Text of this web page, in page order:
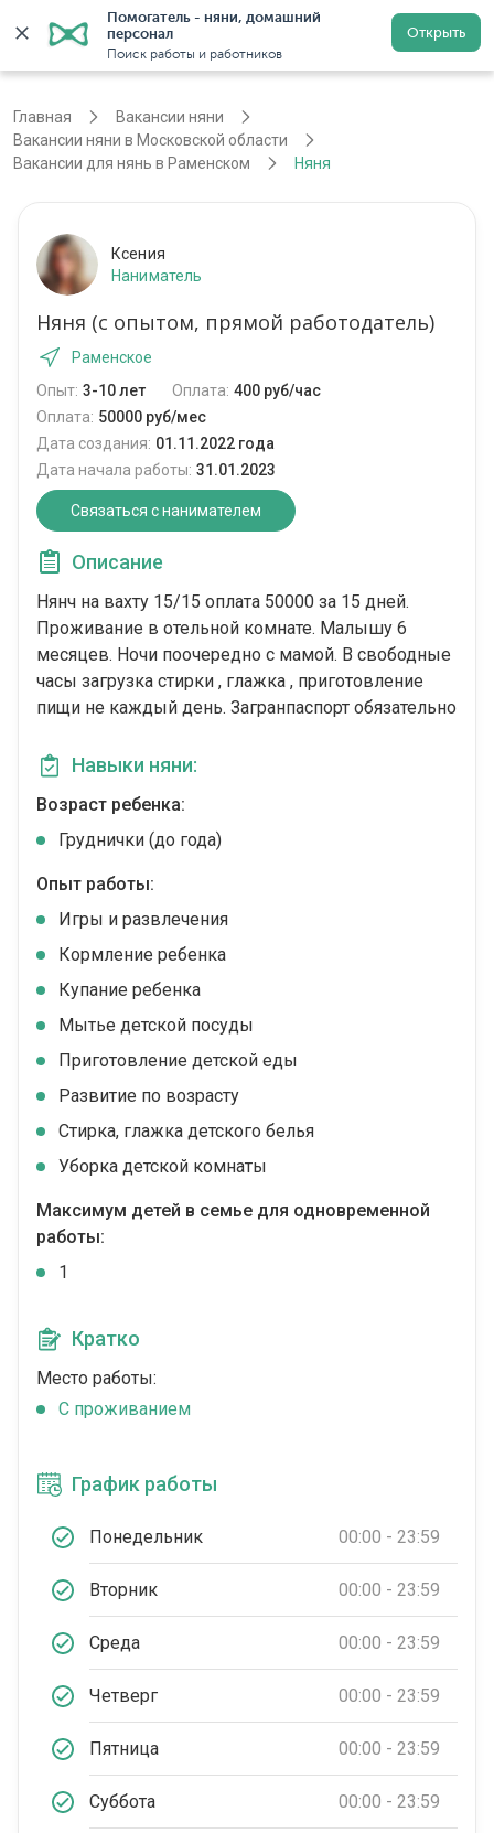
Помогатель - няни, домашний
персонал
Поиск работы и работников
Открыть
Регистрация
Главная
Вакансии няни
Вакансии няни в Московской области
Вакансии для нянь в Раменском
Няня
Ксения
Наниматель
Няня (с опытом, прямой работодатель)
Раменское
Опыт: 3-10 лет Оплата: 400 руб/час
Оплата: 50000 руб/мес
Дата создания: 01.11.2022 года
Дата начала работы: 31.01.2023
Связаться с нанимателем
Описание
Нянч на вахту 15/15 оплата 50000 за 15 дней.
Проживание в отельной комнате. Малышу 6
месяцев. Ночи поочередно с мамой. В свободные
часы загрузка стирки , глажка , приготовление
пищи не каждый день. Загранпаспорт обязательно
Навыки няни:
Возраст ребенка:
Груднички (до года)
Опыт работы:
Игры и развлечения
Кормление ребенка
Купание ребенка
Мытье детской посуды
Приготовление детской еды
Развитие по возрасту
Стирка, глажка детского белья
Уборка детской комнаты
Максимум детей в семье для одновременной
работы:
1
Кратко
Место работы:
C проживанием
График работы
Понедельник 00:00 - 23:59
Вторник 00:00 - 23:59
Среда 00:00 - 23:59
Четверг 00:00 - 23:59
Пятница 00:00 - 23:59
Суббота 00:00 - 23:59